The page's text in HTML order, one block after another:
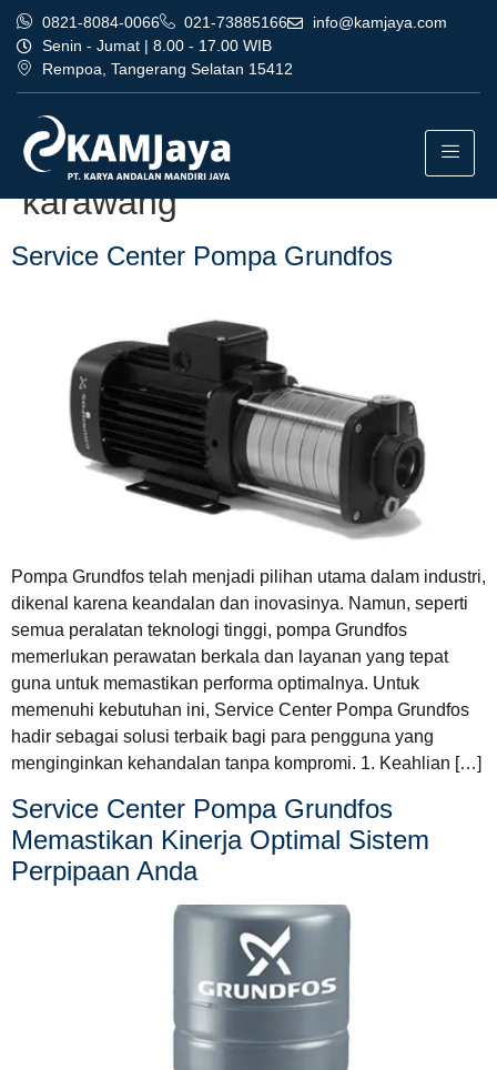
0821-8084-0066 021-73885166
info@kamjaya.com
Senin - Jumat | 8.00 - 17.00 WIB
Rempoa, Tangerang Selatan 15412
Tag:
grundfos terpercaya
karawang
Service Center Pompa Grundfos
Pompa Grundfos telah menjadi pilihan utama dalam industri,
dikenal karena keandalan dan inovasinya. Namun, seperti
semua peralatan teknologi tinggi, pompa Grundfos
memerlukan perawatan berkala dan layanan yang tepat
guna untuk memastikan performa optimalnya. Untuk
memenuhi kebutuhan ini, Service Center Pompa Grundfos
hadir sebagai solusi terbaik bagi para pengguna yang
menginginkan kehandalan tanpa kompromi. 1. Keahlian […]
Service Center Pompa Grundfos
Memastikan Kinerja Optimal Sistem
Perpipaan Anda